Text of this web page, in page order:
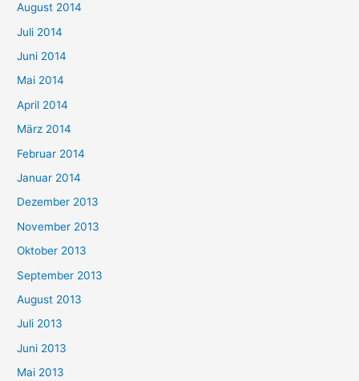
August 2014
Juli 2014
Juni 2014
Mai 2014
April 2014
März 2014
Februar 2014
Januar 2014
Dezember 2013
November 2013
Oktober 2013
September 2013
August 2013
Juli 2013
Juni 2013
Mai 2013